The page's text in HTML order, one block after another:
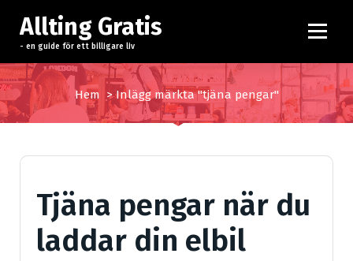
p
a
t
i
Allting Gratis
- en guide för ett billigare liv
Hem >Inlägg märkta "tjäna pengar"
Tjäna pengar när du
laddar din elbil